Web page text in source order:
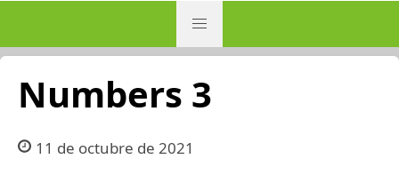
Numbers 3
11 de octubre de 2021